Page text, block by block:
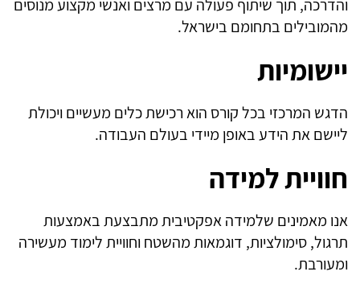
והדרכה, תוך שיתוף פעולה עם מרצים ואנשי מקצוע מנוסים
מהמובילים בתחומם בישראל.
יישומיות
הדגש המרכזי בכל קורס הוא רכישת כלים מעשיים ויכולת
ליישם את הידע באופן מיידי בעולם העבודה.
חוויית למידה
אנו מאמינים שלמידה אפקטיבית מתבצעת באמצעות
תרגול, סימולציות, דוגמאות מהשטח וחוויית לימוד מעשירה
ומעורבת.